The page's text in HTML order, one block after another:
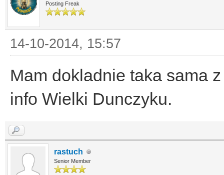
Posting Freak
14-10-2014, 15:57
Mam dokladnie taka sama
info Wielki Dunczyku.
rastuch
Senior Member